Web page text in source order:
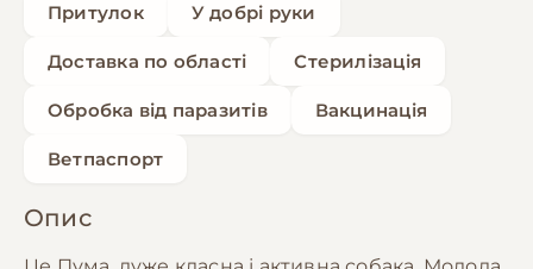
Притулок У добрі руки
Доставка по області Стерилізація
Обробка від паразитів Вакцинація
Ветпаспорт
Опис